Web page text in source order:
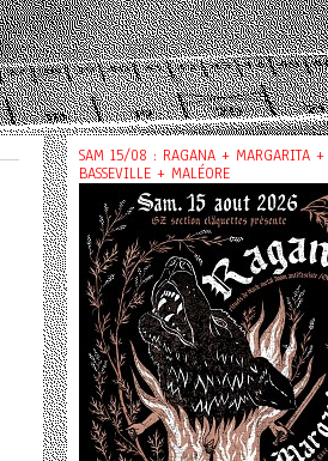
SAM 15/08 : RAGANA + MARGARITA +
BASSEVILLE + MALÉORE